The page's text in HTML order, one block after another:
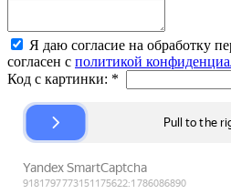
Я даю согласие на обработку
согласен с политикой
Код с картинки: *